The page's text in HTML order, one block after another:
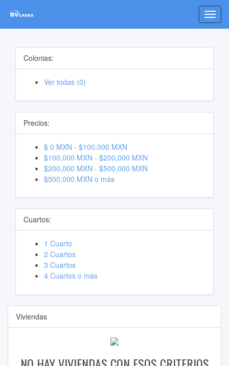
Colonias:
Ver todas (0)
Precios:
$ 0 MXN - $100,000 MXN
$100,000 MXN - $200,000 MXN
$200,000 MXN - $500,000 MXN
$500,000 MXN o más
Cuartos:
1 Cuarto
2 Cuartos
3 Cuartos
4 Cuartos o más
Viviendas